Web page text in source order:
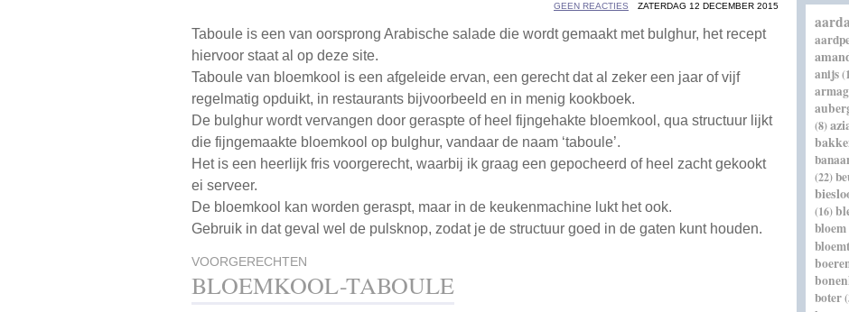
ZATERDAG 12 DECEMBER 2015
GEEN REACTIES
Taboule is een van oorsprong Arabische salade die wordt gemaakt met bulghur, het recept
hiervoor staat al op deze site.
Taboule van bloemkool is een afgeleide ervan, een gerecht dat al zeker een jaar of vijf
regelmatig opduikt, in restaurants bijvoorbeeld en in menig kookboek.
De bulghur wordt vervangen door geraspte of heel fijngehakte bloemkool, qua structuur lijkt
die fijngemaakte bloemkool op bulghur, vandaar de naam ‘taboule’.
Het is een heerlijk fris voorgerecht, waarbij ik graag een gepocheerd of heel zacht gekookt
ei serveer.
De bloemkool kan worden geraspt, maar in de keukenmachine lukt het ook.
Gebruik in dat geval wel de pulsknop, zodat je de structuur goed in de gaten kunt houden.
VOORGERECHTEN
BLOEMKOOL-TABOULE
anijs
(8)
(22)
(16)
bloem
boter